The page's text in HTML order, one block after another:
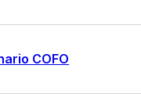
COFO